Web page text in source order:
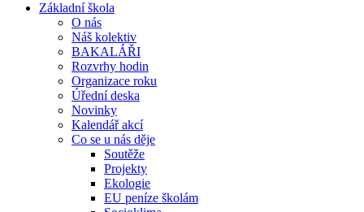
Základní škola
O nás
Náš kolektiv
BAKALÁŘI
Rozvrhy hodin
Organizace roku
Úřední deska
Novinky
Kalendář akcí
Co se u nás děje
Soutěže
Projekty
Ekologie
EU peníze školám